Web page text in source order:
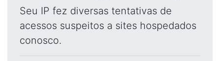
Seu IP fez diversas tentativas de
acessos suspeitos a sites hospedados
conosco.